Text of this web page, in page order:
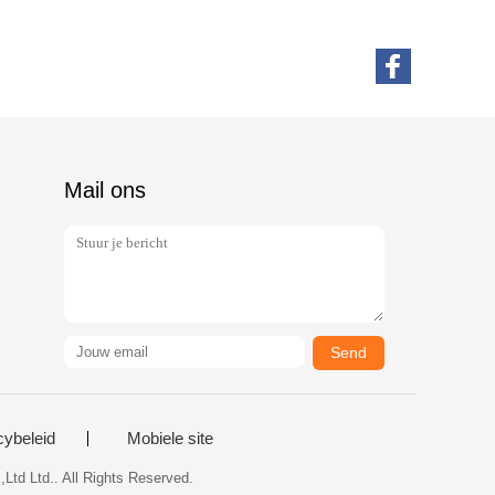
Mail ons
Send
Mobiele site
Ltd.. All Rights Reserved.